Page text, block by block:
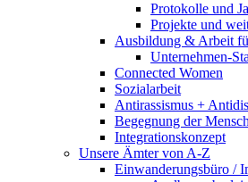
Protokolle und
Projekte und
Ausbildung & Arbeit
Unternehmen-
Connected Women
Sozialarbeit
Antirassismus +
Begegnung der
Integrationskonzept
Unsere Ämter von A-Z
Einwanderungsbüro /